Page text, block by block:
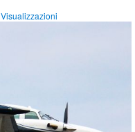
Visualizzazioni